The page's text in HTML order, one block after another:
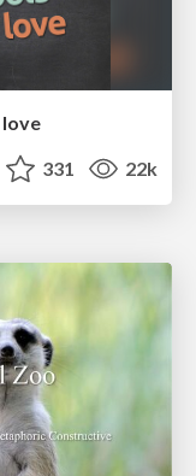
331 22k